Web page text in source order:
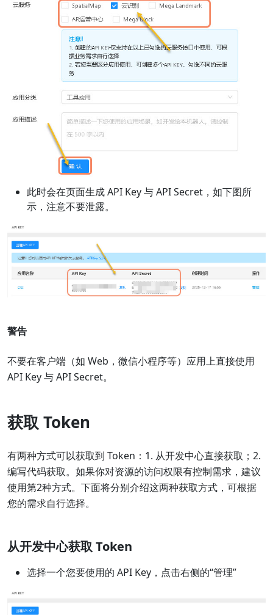
此时会在页面生成 API Key 与 API Secret，如下图所
示，注意不要泄露。
警告
不要在客户端（如 Web，微信小程序等）应用上直接使用
API Key 与 API Secret。
获取 Token
有两种方式可以获取到 Token：1. 从开发中心直接获取；2.
编写代码获取。如果你对资源的访问权限有控制需求，建议
使用第2种方式。下面将分别介绍这两种获取方式，可根据
您的需求自行选择。
从开发中心获取 Token
选择一个您要使用的 API Key，点击右侧的“管理”